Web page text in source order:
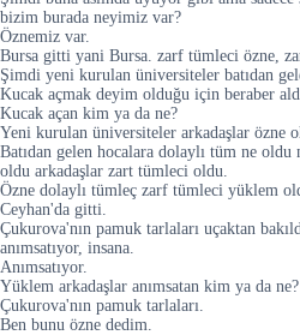
bizim burada neyimiz var?
Öznemiz var.
Bursa gitti yani Bursa. zarf tümleci özne,
Şimdi yeni kurulan üniversiteler batıdan
Kucak açmak deyim olduğu için beraber
Kucak açan kim ya da ne?
Yeni kurulan üniversiteler arkadaşlar özne
Batıdan gelen hocalara dolaylı tüm ne oldu
oldu arkadaşlar zart tümleci oldu.
Özne dolaylı tümleç zarf tümleci yüklem
Ceyhan'da gitti.
Çukurova'nın pamuk tarlaları uçaktan
anımsatıyor, insana.
Anımsatıyor.
Yüklem arkadaşlar anımsatan kim ya da ne?
Çukurova'nın pamuk tarlaları.
Ben bunu özne dedim.